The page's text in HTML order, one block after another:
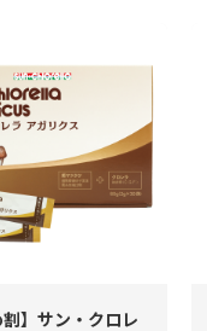
割】サン・クロレ